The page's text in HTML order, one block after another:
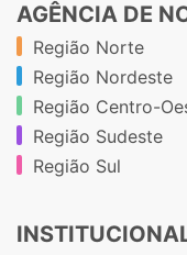
AGÊNCIA DE
Região Norte
Região Nordeste
Região Centro-
Região Sudeste
Região Sul